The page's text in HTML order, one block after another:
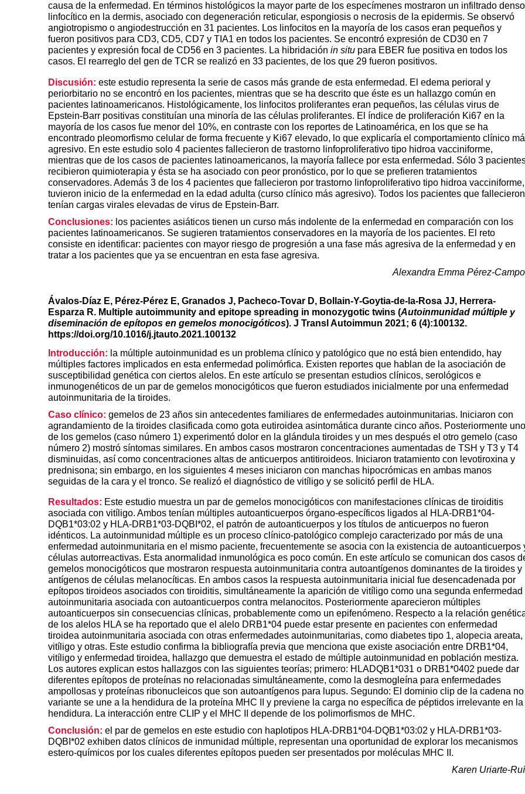
causa de la enfermedad. En términos histológicos la mayor parte de los especímenes mostraron un infiltrado denso
linfocítico en la dermis, asociado con degeneración reticular, espongiosis o necrosis de la epidermis. Se observó
angiotropismo o angiodestrucción en 31 pacientes. Los linfocitos en la mayoría de los casos eran pequeños y
fueron positivos para CD3, CD5, CD7 y TIA1 en todos los pacientes. Se encontró expresión de CD30 en 7
pacientes y expresión focal de CD56 en 3 pacientes. La hibridación in situ para EBER fue positiva en todos los
casos. El rearreglo del gen de TCR se realizó en 33 pacientes, de los que 29 fueron positivos.
Discusión: este estudio representa la serie de casos más grande de esta enfermedad. El edema perioral y
periorbitario no se encontró en los pacientes, mientras que se ha descrito que éste es un hallazgo común en
pacientes latinoamericanos. Histológicamente, los linfocitos proliferantes eran pequeños, las células virus de
Epstein-Barr positivas constituían una minoría de las células proliferantes. El índice de proliferación Ki67 en la
mayoría de los casos fue menor del 10%, en contraste con los reportes de Latinoamérica, en los que se ha
encontrado pleomorfismo celular de forma frecuente y Ki67 elevado, lo que explicaría el comportamiento clínico
agresivo. En este estudio solo 4 pacientes fallecieron de trastorno linfoproliferativo tipo hidroa vacciniforme,
mientras que de los casos de pacientes latinoamericanos, la mayoría fallece por esta enfermedad. Sólo 3
recibieron quimioterapia y ésta se ha asociado con peor pronóstico, por lo que se prefieren tratamientos
conservadores. Además 3 de los 4 pacientes que fallecieron por trastorno linfoproliferativo tipo hidroa vacciniforme,
tuvieron inicio de la enfermedad en la edad adulta (curso clínico más agresivo). Todos los pacientes que fallecieron
tenían cargas virales elevadas de virus de Epstein-Barr.
Conclusiones: los pacientes asiáticos tienen un curso más indolente de la enfermedad en comparación con los
pacientes latinoamericanos. Se sugieren tratamientos conservadores en la mayoría de los pacientes. El reto
consiste en identificar: pacientes con mayor riesgo de progresión a una fase más agresiva de la enfermedad y en
tratar a los pacientes que ya se encuentran en esta fase agresiva.
Alexandra Emma Pérez-
Ávalos-Díaz E, Pérez-Pérez E, Granados J, Pacheco-Tovar D, Bollain-Y-Goytia-de-la-Rosa JJ, Herrera-
Esparza R. Multiple autoimmunity and epitope spreading in monozygotic twins (Autoinmunidad múltiple y
diseminación de epítopos en gemelos monocigóticos). J Transl Autoimmun 2021; 6 (4):100132.
https://doi.org/10.1016/j.jtauto.2021.100132
Introducción: la múltiple autoinmunidad es un problema clínico y patológico que no está bien entendido, hay
múltiples factores implicados en esta enfermedad polimórfica. Existen reportes que hablan de la asociación de
susceptibilidad genética con ciertos alelos. En este artículo se presentan estudios clínicos, serológicos e
inmunogenéticos de un par de gemelos monocigóticos que fueron estudiados inicialmente por una enfermedad
autoinmunitaria de la tiroides.
Caso clínico: gemelos de 23 años sin antecedentes familiares de enfermedades autoinmunitarias. Iniciaron con
agrandamiento de la tiroides clasificada como gota eutiroidea asintomática durante cinco años. Posteriormente uno
de los gemelos (caso número 1) experimentó dolor en la glándula tiroides y un mes después el otro gemelo (caso
número 2) mostró síntomas similares. En ambos casos mostraron concentraciones aumentadas de TSH y T3 y T4
disminuidas, así como concentraciones altas de anticuerpos antitiroideos. Iniciaron tratamiento con levotiroxina y
prednisona; sin embargo, en los siguientes 4 meses iniciaron con manchas hipocrómicas en ambas manos
seguidas de la cara y el tronco. Se realizó el diagnóstico de vitíligo y se solicitó perfil de HLA.
Resultados: Este estudio muestra un par de gemelos monocigóticos con manifestaciones clínicas de tiroiditis
asociada con vitíligo. Ambos tenían múltiples autoanticuerpos órgano-específicos ligados al HLA-DRB1*04-
DQB1*03:02 y HLA-DRB1*03-DQBI*02, el patrón de autoanticuerpos y los títulos de anticuerpos no fueron
idénticos. La autoinmunidad múltiple es un proceso clínico-patológico complejo caracterizado por más de una
enfermedad autoinmunitaria en el mismo paciente, frecuentemente se asocia con la existencia de autoanticuerpos
células autorreactivas. Esta anormalidad inmunológica es poco común. En este artículo se comunican dos casos
gemelos monocigóticos que mostraron respuesta autoinmunitaria contra autoantígenos dominantes de la tiroides y
antígenos de células melanocíticas. En ambos casos la respuesta autoinmunitaria inicial fue desencadenada por
epítopos tiroideos asociados con tiroiditis, simultáneamente la aparición de vitíligo como una segunda enfermedad
autoinmunitaria asociada con autoanticuerpos contra melanocitos. Posteriormente aparecieron múltiples
autoanticuerpos sin consecuencias clínicas, probablemente como un epifenómeno. Respecto a la relación
de los alelos HLA se ha reportado que el alelo DRB1*04 puede estar presente en pacientes con enfermedad
tiroidea autoinmunitaria asociada con otras enfermedades autoinmunitarias, como diabetes tipo 1, alopecia areata,
vitíligo y otras. Este estudio confirma la bibliografía previa que menciona que existe asociación entre DRB1*04,
vitíligo y enfermedad tiroidea, hallazgo que demuestra el estado de múltiple autoinmunidad en población mestiza.
Los autores explican estos hallazgos con las siguientes teorías; primero: HLADQB1*031 o DRB1*0402 puede dar
diferentes epítopos de proteínas no relacionadas simultáneamente, como la desmogleína para enfermedades
ampollosas y proteínas ribonucleicos que son autoantígenos para lupus. Segundo: El dominio clip de la cadena no
variante se une a la hendidura de la proteína MHC II y previene la carga no específica de péptidos irrelevante en la
hendidura. La interacción entre CLIP y el MHC II depende de los polimorfismos de MHC.
Conclusión: el par de gemelos en este estudio con haplotipos HLA-DRB1*04-DQB1*03:02 y HLA-DRB1*03-
DQBI*02 exhiben datos clínicos de inmunidad múltiple, representan una oportunidad de explorar los mecanismos
estero-químicos por los cuales diferentes epítopos pueden ser presentados por moléculas MHC II.
Karen Uriarte-